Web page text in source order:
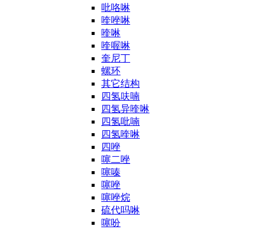
吡咯啉
喹唑啉
喹啉
喹喔啉
奎尼丁
螺环
其它结构
四氢呋喃
四氢异喹啉
四氢吡喃
四氢喹啉
四唑
噻二唑
噻嗪
噻唑
噻唑烷
硫代吗啉
噻吩